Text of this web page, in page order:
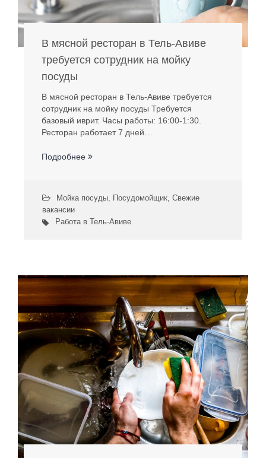
В мясной ресторан в Тель-Авиве
требуется сотрудник на мойку
посуды
В мясной ресторан в Тель-Авиве требуется
сотрудник на мойку посуды Требуется
базовый иврит. Часы работы: 16:00-1:30.
Ресторан работает 7 дней…
Подробнее
Мойка посуды, Посудомойщик, Свежие
вакансии
Работа в Тель-Авиве